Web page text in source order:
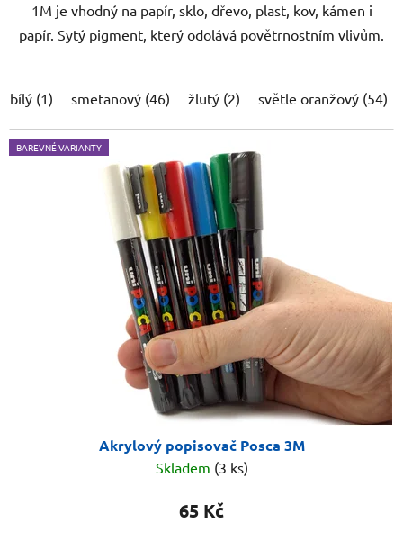
1M je vhodný na papír, sklo, dřevo, plast, kov, kámen i
papír. Sytý pigment, který odolává povětrnostním vlivům.
bílý (1) smetanový (46) žlutý (2) světle oranžový (54)
BAREVNÉ VARIANTY
Akrylový popisovač Posca 3M
Skladem (3 ks)
65 Kč